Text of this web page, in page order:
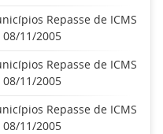
Repasse de ICMS
11/2005
Repasse de ICMS
11/2005
Repasse de ICMS
11/2005